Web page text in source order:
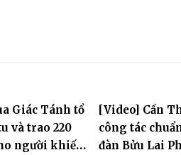
Giác Tánh tổ
và trao 220
người khiếm
[Video] Cần
công tác
đàn Bửu Lai